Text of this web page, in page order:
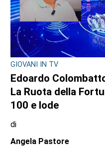
GIOVANI IN TV
Edoardo
La Ruota della
100 e lode
di
Angela Pastore